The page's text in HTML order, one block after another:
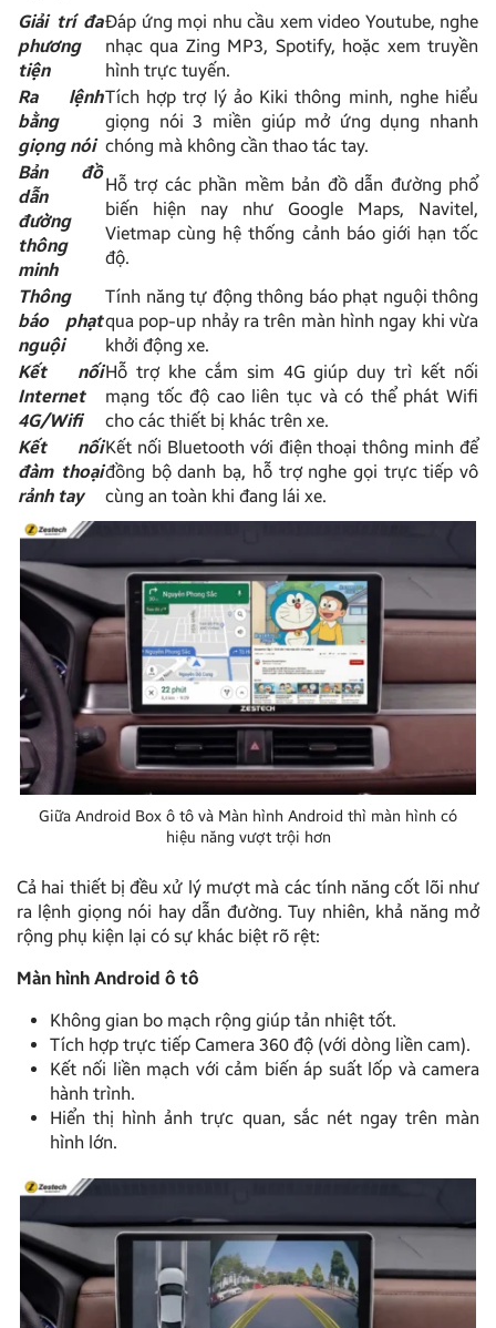
Giải trí đa
phương
tiện
Đáp ứng mọi nhu cầu xem video Youtube, nghe
nhạc qua Zing MP3, Spotify, hoặc xem truyền
hình trực tuyến.
Ra lệnh
bằng
giọng nói
Tích hợp trợ lý ảo Kiki thông minh, nghe hiểu
giọng nói 3 miền giúp mở ứng dụng nhanh
chóng mà không cần thao tác tay.
Bản đồ
dẫn
đường
thông
minh
Hỗ trợ các phần mềm bản đồ dẫn đường phổ
biến hiện nay như Google Maps, Navitel,
Vietmap cùng hệ thống cảnh báo giới hạn tốc
độ.
Thông
báo phạt
nguội
Tính năng tự động thông báo phạt nguội thông
qua pop-up nhảy ra trên màn hình ngay khi vừa
khởi động xe.
Kết nối
Internet
4G/Wifi
Hỗ trợ khe cắm sim 4G giúp duy trì kết nối
mạng tốc độ cao liên tục và có thể phát Wifi
cho các thiết bị khác trên xe.
Kết nối
đàm thoại
rảnh tay
Kết nối Bluetooth với điện thoại thông minh để
đồng bộ danh bạ, hỗ trợ nghe gọi trực tiếp vô
cùng an toàn khi đang lái xe.
Giữa Android Box ô tô và Màn hình Android thì màn hình có
hiệu năng vượt trội hơn
Cả hai thiết bị đều xử lý mượt mà các tính năng cốt lõi như
ra lệnh giọng nói hay dẫn đường. Tuy nhiên, khả năng mở
rộng phụ kiện lại có sự khác biệt rõ rệt:
Màn hình Android ô tô
Không gian bo mạch rộng giúp tản nhiệt tốt.
Tích hợp trực tiếp Camera 360 độ (với dòng liền cam).
Kết nối liền mạch với cảm biến áp suất lốp và camera
hành trình.
Hiển thị hình ảnh trực quan, sắc nét ngay trên màn
hình lớn.